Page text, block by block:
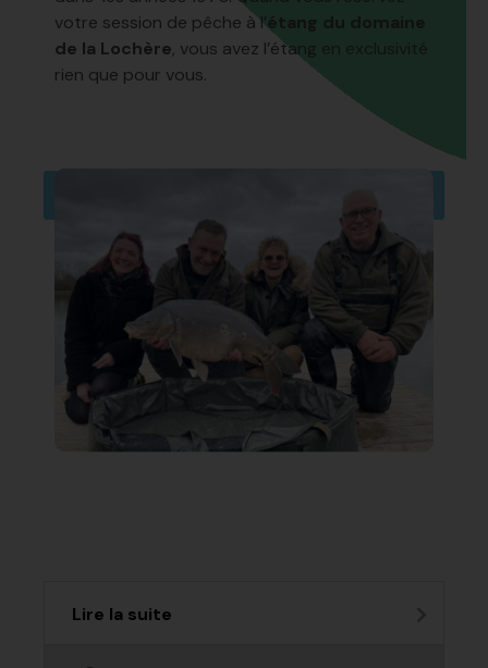
votre session de pêche à l’étang du domaine
de la Lochère, vous avez l’étang en exclusivité
rien que pour vous.
Lire la suite